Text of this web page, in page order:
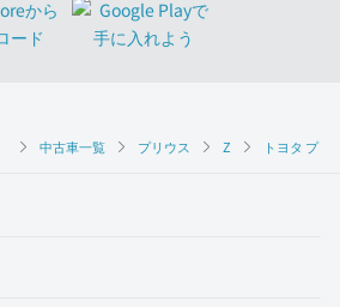
中古車一覧 プリウス Z トヨタ プ